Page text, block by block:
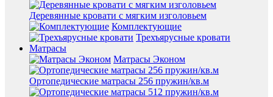
Деревянные кровати с мягким изголовьем
Комплектующие
Трехъярусные кровати
Матрасы
Матрасы Эконом
Ортопедические матрасы 256 пружин/кв.м